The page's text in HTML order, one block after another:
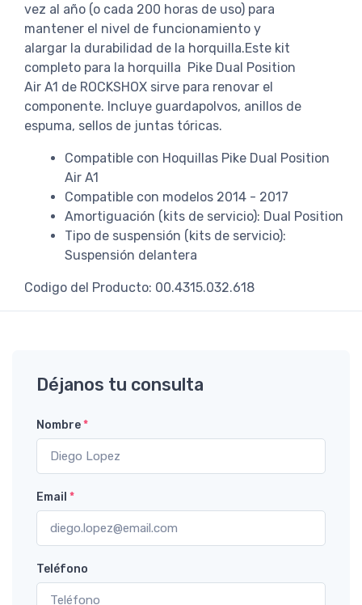
vez al año (o cada 200 horas de uso) para
mantener el nivel de funcionamiento y
alargar la durabilidad de la horquilla.Este kit
completo para la horquilla Pike Dual Position
Air A1 de ROCKSHOX sirve para renovar el
componente. Incluye guardapolvos, anillos de
espuma, sellos de juntas tóricas.
Compatible con Hoquillas Pike Dual Position
Air A1
Compatible con modelos 2014 - 2017
Amortiguación (kits de servicio): Dual Position
Tipo de suspensión (kits de servicio):
Suspensión delantera
Codigo del Producto: 00.4315.032.618
Déjanos tu consulta
Nombre*
Email *
Teléfono